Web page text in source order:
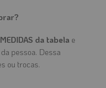
da tabelae
pessoa. Dessa
ou trocas.